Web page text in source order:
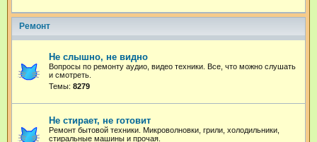
Ремонт
Не слышно, не видно
Вопросы по ремонту аудио, видео техники. Все, что можно слушать
и смотреть.
Темы: 8279
Не стирает, не готовит
Ремонт бытовой техники. Микроволновки, грили, холодильники,
стиральные машины и прочая.